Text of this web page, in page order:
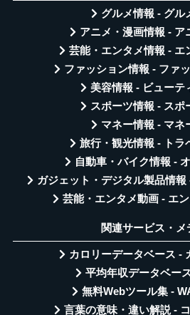
グルメ情報 - グル
アニメ・漫画情報 - ア
芸能・エンタメ情報 - エ
ファッション情報 - ファ
美容情報 - ビューテ
スポーツ情報 - スポ
マネー情報 - マネ
旅行・観光情報 - トラ
自動車・バイク情報 -
ガジェット・デジタル製品情報
芸能・エンタメ動画 - エ
関連サービス・メ
カロリーデータベース -
平均年収データベー
無料Webツール集 -
言葉の意味・違い解説 -